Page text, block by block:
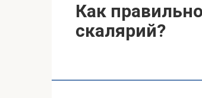
Как
скалярий?